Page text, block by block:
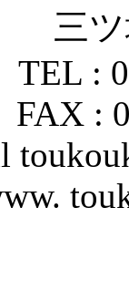
三
TEL :
FAX :